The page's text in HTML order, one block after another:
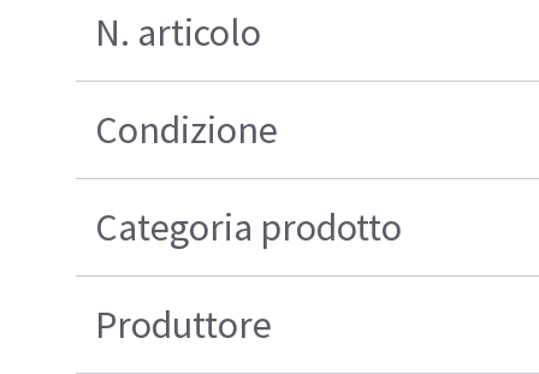
N. articolo
Condizione
Categoria prodotto
Produttore